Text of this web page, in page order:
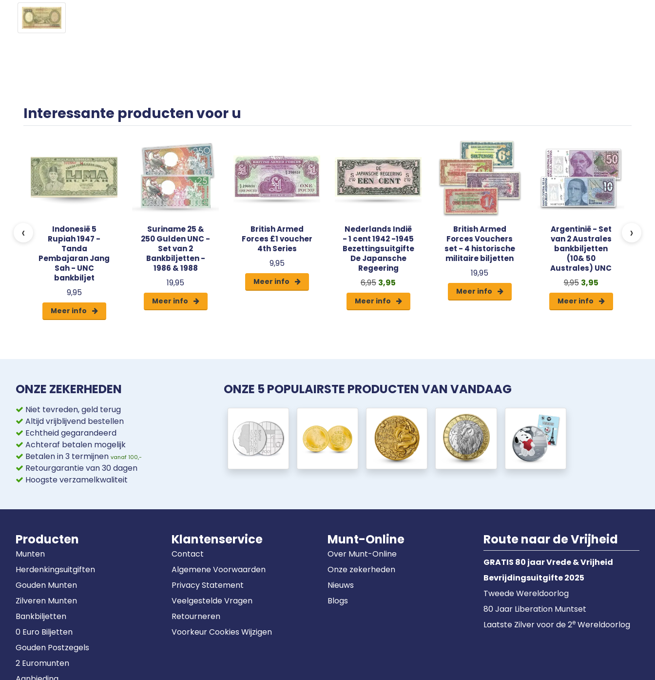
Interessante producten voor u
‹
Indonesië 5
Rupiah 1947 -
Tanda
Pembajaran Jang
Sah - UNC
bankbiljet
9,95
Meer info
Suriname 25 &
250 Gulden UNC -
Set van 2
Bankbiljetten -
1986 & 1988
19,95
Meer info
British Armed
Forces £1 voucher
4th Series
9,95
Meer info
Nederlands Indië
- 1 cent 1942 -1945
Bezettingsuitgifte
De Japansche
Regeering
6,95 3,95
Meer info
British Armed
Forces Vouchers
set - 4 historische
militaire biljetten
19,95
Meer info
Argentinië - Set
van 2 Australes
bankbiljetten
(10& 50
Australes) UNC
9,95 3,95
Meer info
›
ONZE ZEKERHEDEN
Niet tevreden, geld terug
Altijd vrijblijvend bestellen
Echtheid gegarandeerd
Achteraf betalen mogelijk
Betalen in 3 termijnen vanaf 100,-
Retourgarantie van 30 dagen
Hoogste verzamelkwaliteit
ONZE 5 POPULAIRSTE PRODUCTEN VAN VANDAAG
Producten
Munten
Herdenkingsuitgiften
Gouden Munten
Zilveren Munten
Bankbiljetten
0 Euro Biljetten
Gouden Postzegels
2 Euromunten
Klantenservice
Contact
Algemene Voorwaarden
Privacy Statement
Veelgestelde Vragen
Retourneren
Voorkeur Cookies Wijzigen
Munt-Online
Over Munt-Online
Onze zekerheden
Nieuws
Blogs
Route naar de Vrijheid
GRATIS 80 jaar Vrede & Vrijheid
Bevrijdingsuitgifte 2025
Tweede Wereldoorlog
80 Jaar Liberation Muntset
Laatste Zilver voor de 2e Wereldoorlog